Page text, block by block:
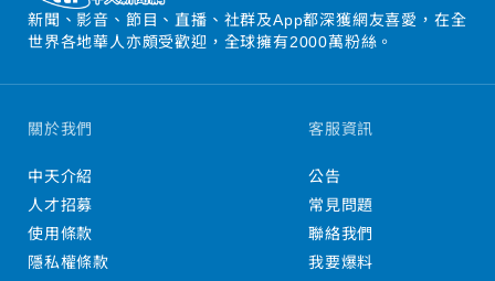
新聞、影音、節目、直播、社群及App都深獲網友喜愛，在全
世界各地華人亦頗受歡迎，全球擁有2000萬粉絲。
關於我們
中天介紹
人才招募
使用條款
隱私權條款
客服資訊
公告
常見問題
聯絡我們
我要爆料